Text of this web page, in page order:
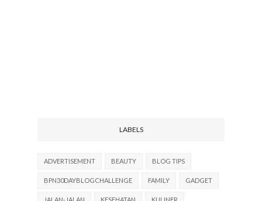
LABELS
ADVERTISEMENT BEAUTY BLOG TIPS
BPN30DAYBLOGCHALLENGE FAMILY GADGET
JALAN-JALAN KESEHATAN KULINER